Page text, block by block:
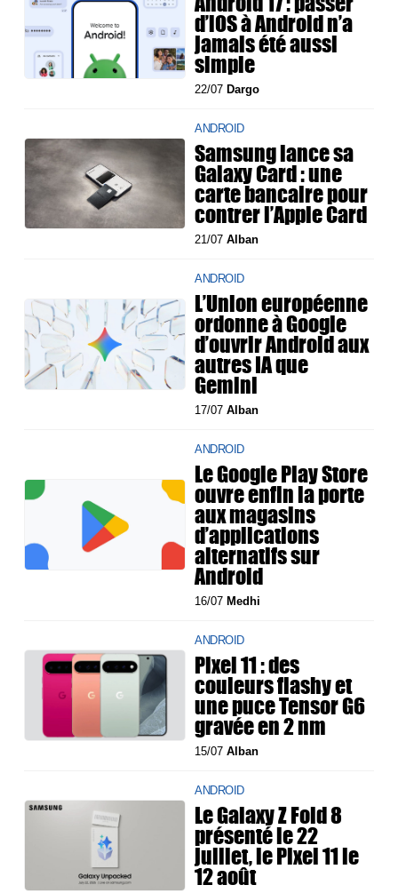
d’iOS à Android n’a
jamais été aussi
simple
22/07Dargo
ANDROID
Samsung lance sa
Galaxy Card : une
carte bancaire pour
contrer l’Apple Card
21/07Alban
ANDROID
L’Union européenne
ordonne à Google
d’ouvrir Android aux
autres IA que
Gemini
17/07Alban
ANDROID
Le Google Play Store
ouvre enfin la porte
aux magasins
d’applications
alternatifs sur
Android
16/07Medhi
ANDROID
Pixel 11 : des
couleurs flashy et
une puce Tensor G6
gravée en 2 nm
15/07Alban
ANDROID
Le Galaxy Z Fold 8
présenté le 22
juillet, le Pixel 11 le
12 août